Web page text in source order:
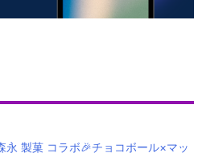
永 製菓 コラボ🎉チョコボール×マッ